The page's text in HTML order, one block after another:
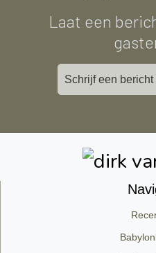
Laat een
Schrijf een